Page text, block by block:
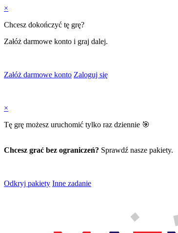
×
Chcesz dokończyć tę grę?
Załóż darmowe konto i graj dalej.
Załóż darmowe konto Zaloguj się
×
Tę grę możesz uruchomić tylko raz dziennie 🎯
Chcesz grać bez ograniczeń? Sprawdź nasze pakiety.
Odkryj pakiety Inne zadanie